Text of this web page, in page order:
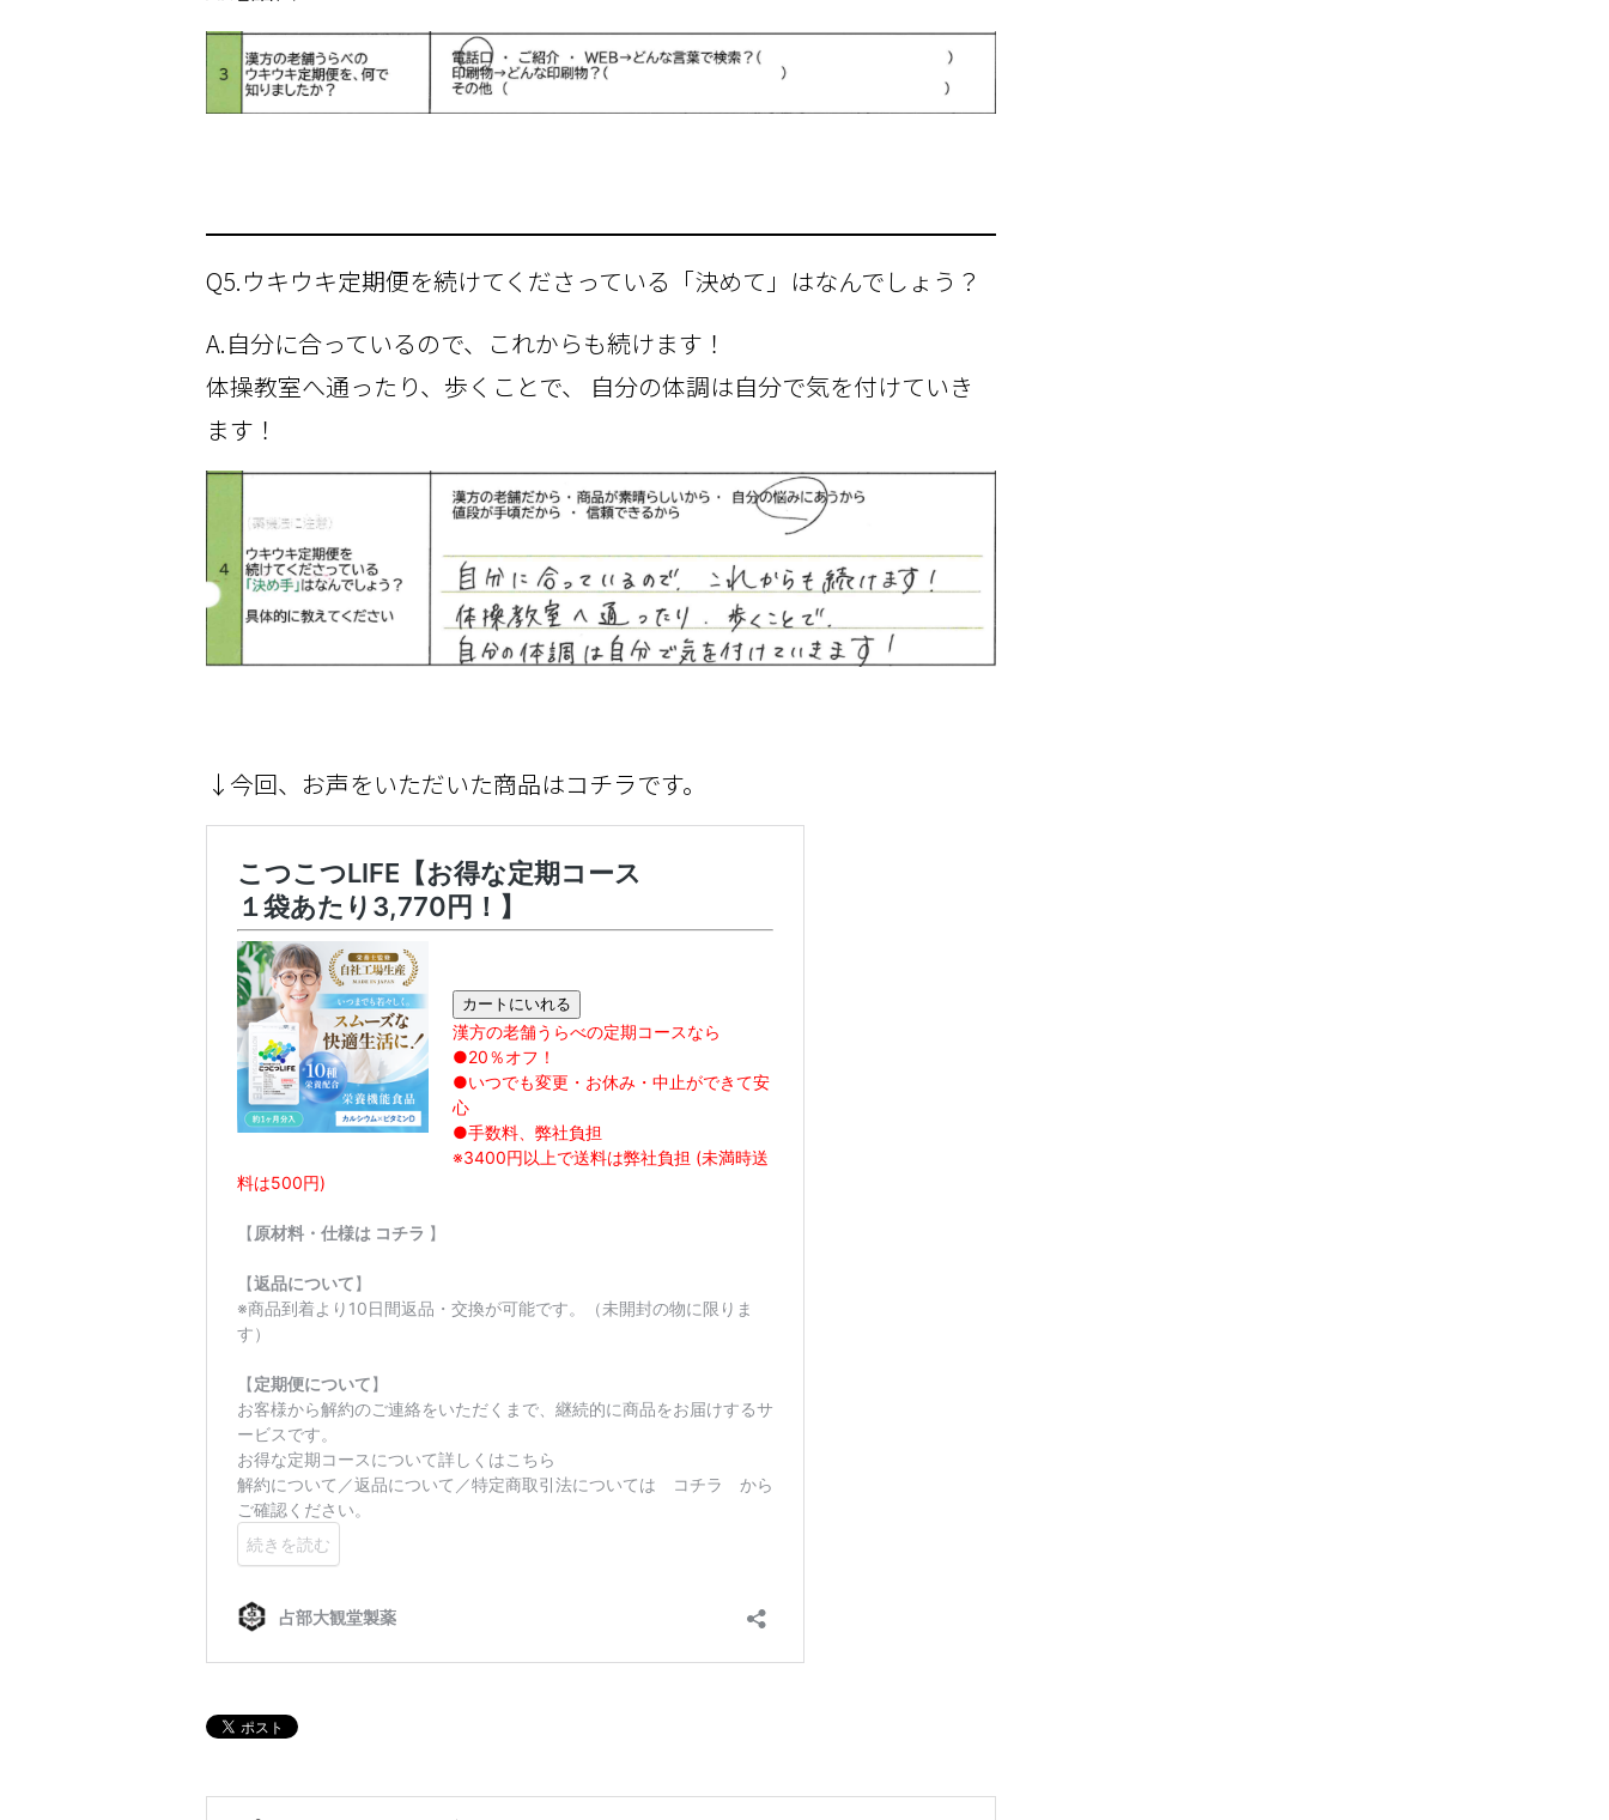
Q5.ウキウキ定期便を続けてくださっている「決めて」はなんでしょう？
A.自分に合っているので、これからも続けます！
体操教室へ通ったり、歩くことで、 自分の体調は自分で気を付けていき
ます！
↓今回、お声をいただいた商品はコチラです。